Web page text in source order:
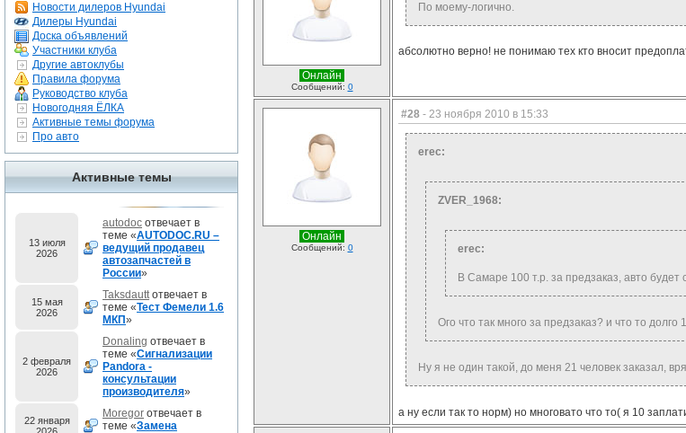
Новости дилеров Hyundai
Дилеры Hyundai
Доска объявлений
Участники клуба
Другие автоклубы
Правила форума
Руководство клуба
Новогодняя ЁЛКА
Активные темы форума
Про авто
Активные темы
13 июля
2026
autodoc отвечает в
теме «AUTODOC.RU –
ведущий продавец
автозапчастей в
России»
15 мая
2026
Taksdauttотвечает в
теме «Тест Фемели 1.6
МКП»
2 февраля
2026
Donaling отвечает в
теме «Сигнализации
Pandora -
консультации
производителя»
22 января
Moregor отвечает в
теме «Замена
Онлайн
Сообщений: 0
По моему-логично.
абсолютно верно! не понимаю тех кто вносит
Онлайн
Сообщений: 0
#28 - 23 ноября 2010 в 15:33
erec:
ZVER_1968:
erec:
В Самаре 100 т.р. за предзаказ, авто
Ого что так много за предзаказ? и что то
Ну я не один такой, до меня 21 человек заказал,
а ну если так то норм) но многовато что то( я 10